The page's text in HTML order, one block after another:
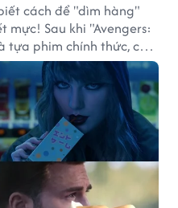
cách để "dìm hàng"
mực! Sau khi "Avengers:
tựa phim chính thức, các
hước.